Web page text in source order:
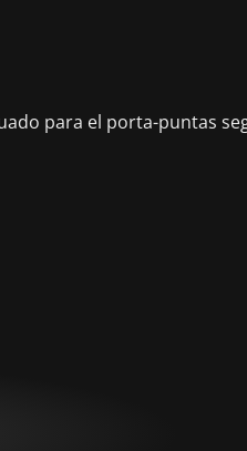
para el porta-puntas